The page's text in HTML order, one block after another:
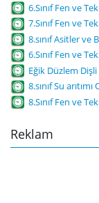
6.Sınıf Fen ve
7.Sınıf Fen ve
8.sınıf Asitler ve
6.Sınıf Fen ve
Eğik Düzlem
8.sınıf Su
8.Sınıf Fen ve
Reklam